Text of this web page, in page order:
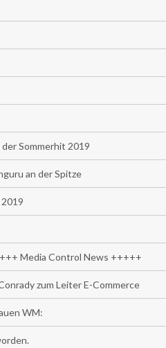
Sommerhit 2019
an der Spitze
Media Control News +++++
zum Leiter E-Commerce
WM: